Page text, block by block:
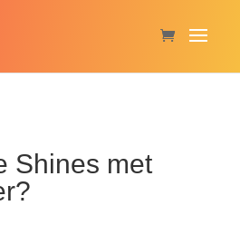
Shines met